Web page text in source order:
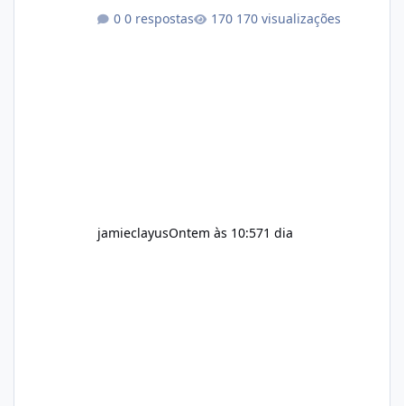
plant-based ingredients Want to complement
0 respostas 170 visualizações
jamieclayusOntem às 10:571 dia